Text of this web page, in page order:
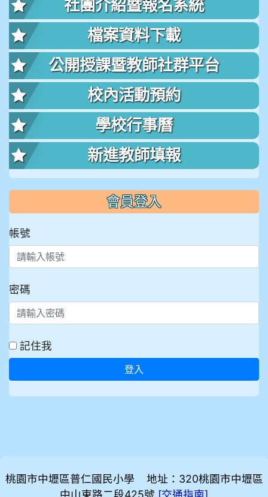
社團介紹暨報名系統
檔案資料下載
公開授課暨教師社群平台
校內活動預約
學校行事曆
新進教師填報
會員登入
帳號
密碼
記住我
登入
桃園市中壢區普仁國民小學 地址：320桃園市中壢區
中山東路二段425號 [交通指南]